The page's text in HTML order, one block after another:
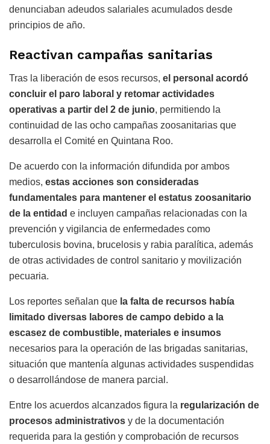
denunciaban adeudos salariales acumulados desde
principios de año.
Reactivan campañas sanitarias
Tras la liberación de esos recursos, el personal acordó
concluir el paro laboral y retomar actividades
operativas a partir del 2 de junio, permitiendo la
continuidad de las ocho campañas zoosanitarias que
desarrolla el Comité en Quintana Roo.
De acuerdo con la información difundida por ambos
medios, estas acciones son consideradas
fundamentales para mantener el estatus zoosanitario
de la entidad e incluyen campañas relacionadas con la
prevención y vigilancia de enfermedades como
tuberculosis bovina, brucelosis y rabia paralítica, además
de otras actividades de control sanitario y movilización
pecuaria.
Los reportes señalan que la falta de recursos había
limitado diversas labores de campo debido a la
escasez de combustible, materiales e insumos
necesarios para la operación de las brigadas sanitarias,
situación que mantenía algunas actividades suspendidas
o desarrollándose de manera parcial.
Entre los acuerdos alcanzados figura la regularización de
procesos administrativos y de la documentación
requerida para la gestión y comprobación de recursos